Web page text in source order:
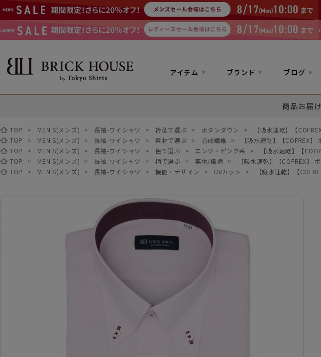
アイテム ブランド ブログ
商品お届
TOP > MEN'S(メンズ) > 長袖-ワイシャツ > 衿型で選ぶ > ボタンダウン >
【吸水速乾】【
TOP
> MEN'S(メンズ) > 長袖-ワイシャツ > 素材で選ぶ > 合成繊維 >
【吸水速乾】【COFREX
TOP
> MEN'S(メンズ) > 長袖-ワイシャツ > 色で選ぶ > エンジ・ピンク系 >
【吸水速乾】【
TOP
> MEN'S(メンズ) > 長袖-ワイシャツ > 柄で選ぶ > 無地/織柄 >
【吸水速乾】【COFREX】
TOP
> MEN'S(メンズ) > 長袖-ワイシャツ > 機能・デザイン > UVカット > 【吸水速乾】【